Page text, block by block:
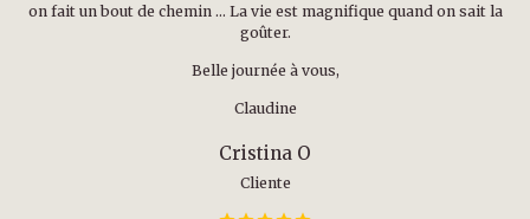
on fait un bout de chemin … La vie est magnifique quand on sait la
goûter.
Belle journée à vous,
Claudine
Cristina O
Cliente